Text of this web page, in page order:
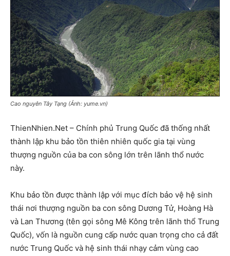
Cao nguyên Tây Tạng (Ảnh: yume.vn)
ThienNhien.Net – Chính phủ Trung Quốc đã thống nhất
thành lập khu bảo tồn thiên nhiên quốc gia tại vùng
thượng nguồn của ba con sông lớn trên lãnh thổ nước
này.
Khu bảo tồn được thành lập với mục đích bảo vệ hệ sinh
thái nơi thượng nguồn ba con sông Dương Tử, Hoàng Hà
và Lan Thương (tên gọi sông Mê Kông trên lãnh thổ Trung
Quốc), vốn là nguồn cung cấp nước quan trọng cho cả đất
nước Trung Quốc và hệ sinh thái nhạy cảm vùng cao